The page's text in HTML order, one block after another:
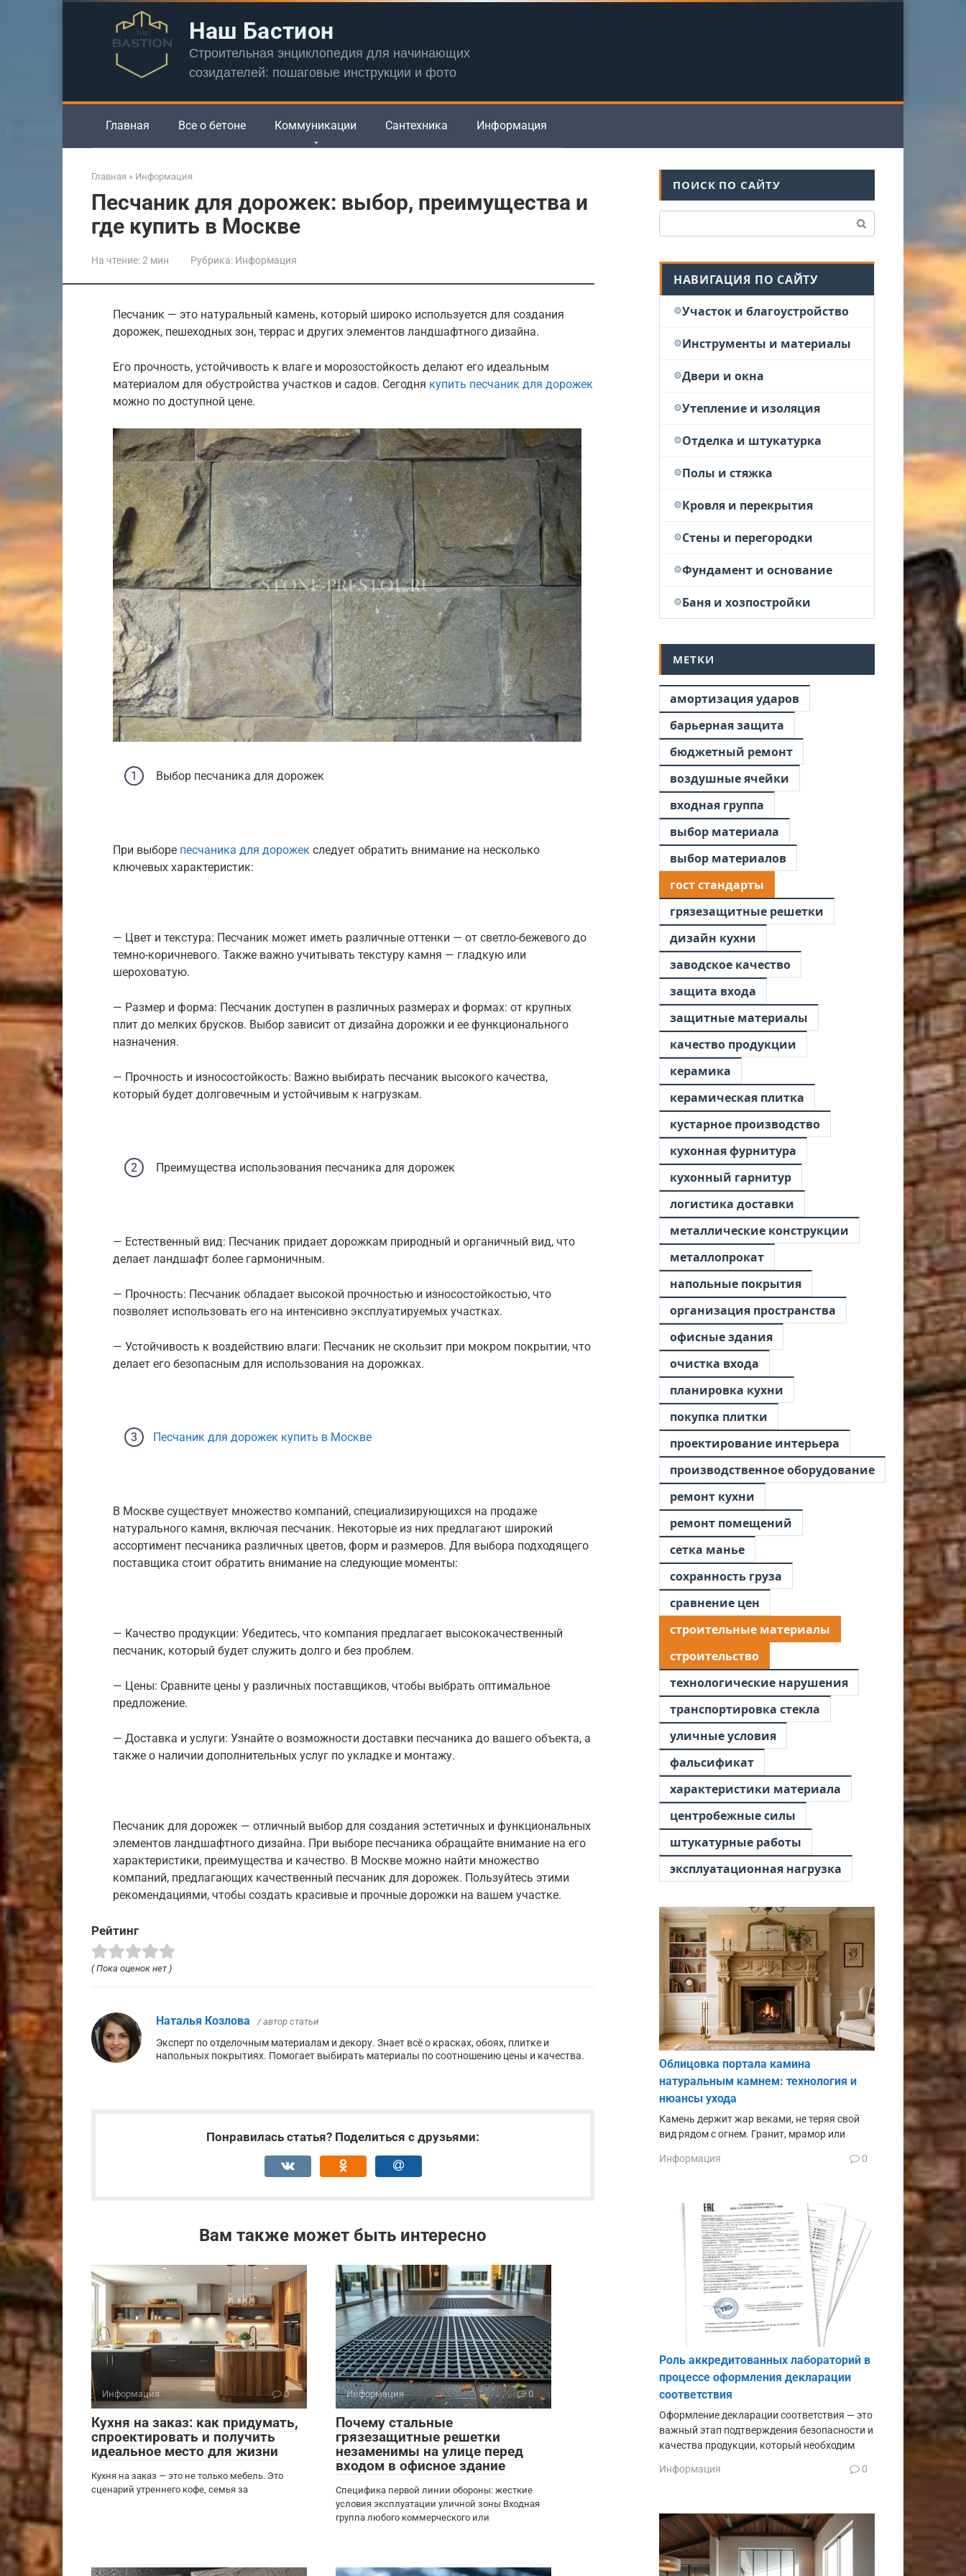
Наш Бастион
Строительная энциклопедия для начинающих
созидателей: пошаговые инструкции и фото
Главная Все о бетоне Коммуникации Сантехника Информация
Главная » Информация
Песчаник для дорожек: выбор, преимущества и
где купить в Москве
На чтение:2 мин Рубрика: Информация
Песчаник — это натуральный камень, который широко используется для создания
дорожек, пешеходных зон, террас и других элементов ландшафтного дизайна.
Его прочность, устойчивость к влаге и морозостойкость делают его идеальным
материалом для обустройства участков и садов. Сегодня купить песчаник для дорожек
можно по доступной цене.
Выбор песчаника для дорожек
При выборе песчаника для дорожек следует обратить внимание на несколько
ключевых характеристик:
— Цвет и текстура: Песчаник может иметь различные оттенки — от светло-бежевого до
темно-коричневого. Также важно учитывать текстуру камня — гладкую или
шероховатую.
— Размер и форма: Песчаник доступен в различных размерах и формах: от крупных
плит до мелких брусков. Выбор зависит от дизайна дорожки и ее функционального
назначения.
— Прочность и износостойкость: Важно выбирать песчаник высокого качества,
который будет долговечным и устойчивым к нагрузкам.
Преимущества использования песчаника для дорожек
— Естественный вид: Песчаник придает дорожкам природный и органичный вид, что
делает ландшафт более гармоничным.
— Прочность: Песчаник обладает высокой прочностью и износостойкостью, что
позволяет использовать его на интенсивно эксплуатируемых участках.
— Устойчивость к воздействию влаги: Песчаник не скользит при мокром покрытии, что
делает его безопасным для использования на дорожках.
Песчаник для дорожек купить в Москве
В Москве существует множество компаний, специализирующихся на продаже
натурального камня, включая песчаник. Некоторые из них предлагают широкий
ассортимент песчаника различных цветов, форм и размеров. Для выбора подходящего
поставщика стоит обратить внимание на следующие моменты:
— Качество продукции: Убедитесь, что компания предлагает высококачественный
песчаник, который будет служить долго и без проблем.
— Цены: Сравните цены у различных поставщиков, чтобы выбрать оптимальное
предложение.
— Доставка и услуги: Узнайте о возможности доставки песчаника до вашего объекта, а
также о наличии дополнительных услуг по укладке и монтажу.
Песчаник для дорожек — отличный выбор для создания эстетичных и функциональных
элементов ландшафтного дизайна. При выборе песчаника обращайте внимание на его
характеристики, преимущества и качество. В Москве можно найти множество
компаний, предлагающих качественный песчаник для дорожек. Пользуйтесь этими
рекомендациями, чтобы создать красивые и прочные дорожки на вашем участке.
Рейтинг
( Пока оценок нет )
Наталья Козлова / автор статьи
Эксперт по отделочным материалам и декору. Знает всё о красках, обоях, плитке и
напольных покрытиях. Помогает выбирать материалы по соотношению цены и качества.
Понравилась статья? Поделиться с друзьями:
Вам также может быть интересно
Информация 0
Кухня на заказ: как придумать,
спроектировать и получить
идеальное место для жизни
Кухня на заказ — это не только мебель. Это
сценарий утреннего кофе, семья за
Информация 0
Почему стальные
грязезащитные решетки
незаменимы на улице перед
входом в офисное здание
Специфика первой линии обороны: жесткие
условия эксплуатации уличной зоны Входная
группа любого коммерческого или
ПОИСК ПО САЙТУ
НАВИГАЦИЯ ПО САЙТУ
Участок и благоустройство
Инструменты и материалы
Двери и окна
Утепление и изоляция
Отделка и штукатурка
Полы и стяжка
Кровля и перекрытия
Стены и перегородки
Фундамент и основание
Баня и хозпостройки
МЕТКИ
амортизация ударов
барьерная защита
бюджетный ремонт
воздушные ячейки
входная группа
выбор материала
выбор материалов
гост стандарты
грязезащитные решетки
дизайн кухни
заводское качество
защита входа
защитные материалы
качество продукции
керамика
керамическая плитка
кустарное производство
кухонная фурнитура
кухонный гарнитур
логистика доставки
металлические конструкции
металлопрокат
напольные покрытия
организация пространства
офисные здания
очистка входа
планировка кухни
покупка плитки
проектирование интерьера
производственное оборудование
ремонт кухни
ремонт помещений
сетка манье
сохранность груза
сравнение цен
строительные материалы
строительство
технологические нарушения
транспортировка стекла
уличные условия
фальсификат
характеристики материала
центробежные силы
штукатурные работы
эксплуатационная нагрузка
Облицовка портала камина
натуральным камнем: технология и
нюансы ухода
Камень держит жар веками, не теряя свой
вид рядом с огнем. Гранит, мрамор или
Информация 0
Роль аккредитованных лабораторий в
процессе оформления декларации
соответствия
Оформление декларации соответствия — это
важный этап подтверждения безопасности и
качества продукции, который необходим
Информация 0